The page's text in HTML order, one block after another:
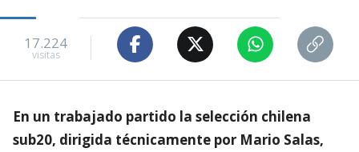
17.224
visitas
En un trabajado partido la selección chilena
sub20, dirigida técnicamente por Mario Salas,